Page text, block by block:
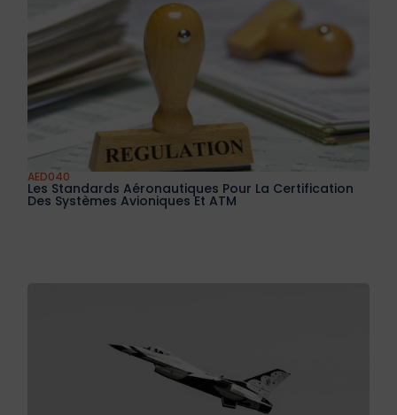
AED040
Les Standards Aéronautiques Pour La Certification
Des Systèmes Avioniques Et ATM